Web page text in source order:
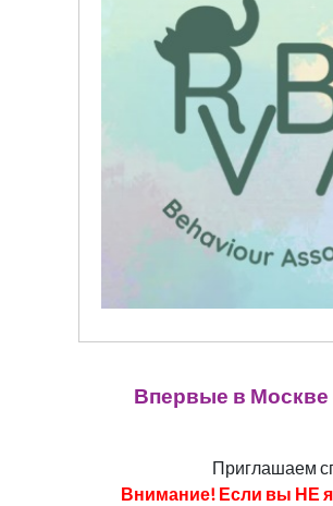
Впервые в Москве
Приглашаем
Внимание! Если вы НЕ